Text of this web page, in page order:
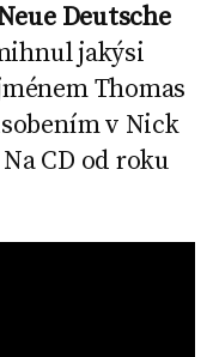
Deutsche
jakýsi
Thomas
v Nick
CD od roku